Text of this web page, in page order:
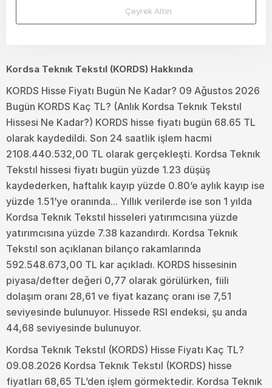
Çeyrek Altın
Kordsa Teknık Tekstıl (KORDS) Hakkında
KORDS Hisse Fiyatı Bugün Ne Kadar? 09 Ağustos 2026
Bugün KORDS Kaç TL? (Anlık Kordsa Teknık Tekstıl
Hissesi Ne Kadar?) KORDS hisse fiyatı bugün 68.65 TL
olarak kaydedildi. Son 24 saatlik işlem hacmi
2108.440.532,00 TL olarak gerçekleşti. Kordsa Teknık
Tekstıl hissesi fiyatı bugün yüzde 1.23 düşüş
kaydederken, haftalık kayıp yüzde 0.80’e aylık kayıp ise
yüzde 1.51’ye oranında... Yıllık verilerde ise son 1 yılda
Kordsa Teknık Tekstıl hisseleri yatırımcısına yüzde
yatırımcısına yüzde 7.38 kazandırdı. Kordsa Teknık
Tekstıl son açıklanan bilanço rakamlarında
592.548.673,00 TL kar açıkladı. KORDS hissesinin
piyasa/defter değeri 0,77 olarak görülürken, fiili
dolaşım oranı 28,61 ve fiyat kazanç oranı ise 7,51
seviyesinde bulunuyor. Hissede RSI endeksi, şu anda
44,68 seviyesinde bulunuyor.
Kordsa Teknık Tekstıl (KORDS) Hisse Fiyatı Kaç TL?
09.08.2026 Kordsa Teknık Tekstıl (KORDS) hisse
fiyatları 68,65 TL’den işlem görmektedir. Kordsa Teknık